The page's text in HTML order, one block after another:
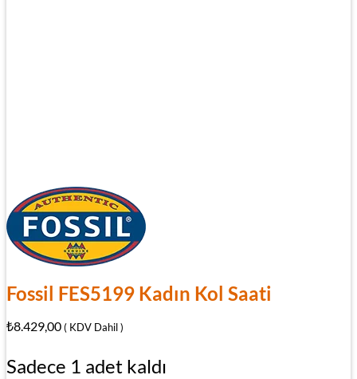
Fossil FES5199 Kadın Kol Saati
₺8.429,00( KDV Dahil )
Sadece 1 adet kaldı